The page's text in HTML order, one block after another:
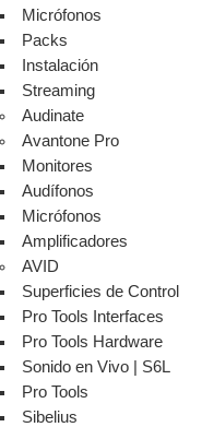
Micrófonos
Packs
Instalación
Streaming
Audinate
Avantone Pro
Monitores
Audífonos
Micrófonos
Amplificadores
AVID
Superficies de Control
Pro Tools Interfaces
Pro Tools Hardware
Sonido en Vivo | S6L
Pro Tools
Sibelius